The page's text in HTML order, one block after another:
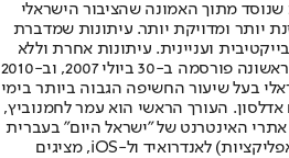
מתוך האמונה שהציבור הישראלי
יותר ומדויקת יותר. עיתונות שמדברת
ועניינית. עיתונות אחרת וללא
תשלום. המהדורה המודפסת הראשונה פורסמה ב-30 ביולי 2007, וב-2010
בעל שיעור החשיפה הגבוה ביותר בימי
אדלסון. העורך הראשי הוא עמר לחמנוביץ,
האינטרנט של "ישראל היום" בעברית
ובאנגלית, כמו כן היישומונים (אפליקציות) לאנדרואיד ול-iOS, מציגים